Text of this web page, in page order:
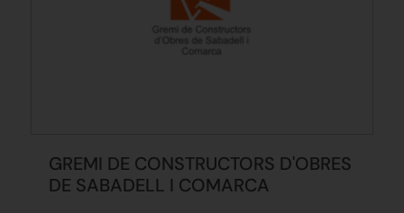
GREMI DE CONSTRUCTORS D'OBRES
DE SABADELL I COMARCA